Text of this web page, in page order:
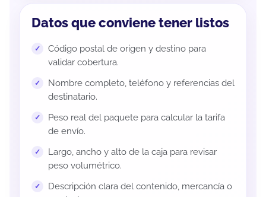
Datos que conviene tener listos
Código postal de origen y destino para
validar cobertura.
Nombre completo, teléfono y referencias del
destinatario.
Peso real del paquete para calcular la tarifa
de envío.
Largo, ancho y alto de la caja para revisar
peso volumétrico.
Descripción clara del contenido, mercancía o